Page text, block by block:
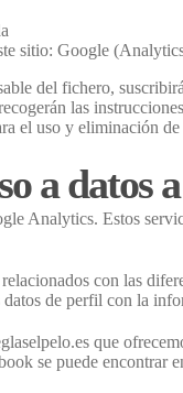
sitio: Google
del fichero,
las
el uso y eliminación
a datos
Analytics. Estos
con las
de perfil con la
que
se puede